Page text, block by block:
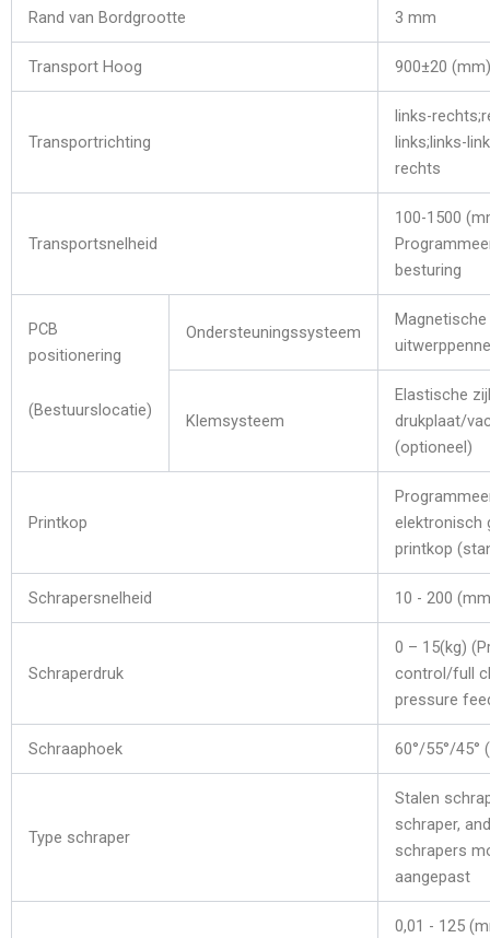
Rand van Bordgrootte 3 mm
Transport Hoog 900±20 (mm)
Transportrichting
links-
links;links-
rechts
Transportsnelheid
100-1500
besturing
PCB
positionering
(Bestuurslocatie)
Ondersteuningssysteem
Magnetische
Klemsysteem
Elastische
drukplaat/
(optioneel)
Printkop
elektronisch
printkop
Schrapersnelheid 10 - 200
Schraperdruk
0 – 15(kg)
control/full
pressure
Schraaphoek 60°/55°/45°
Type schraper
Stalen
schraper,
schrapers
aangepast
0,01 - 125